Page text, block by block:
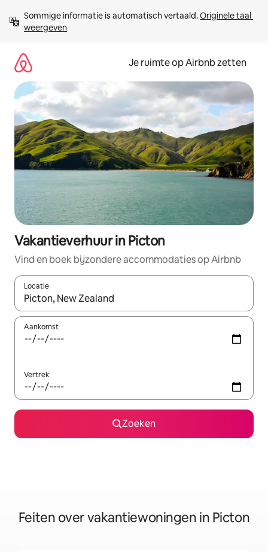
direct
naar
Sommige informatie is automatisch vertaald. Originele taal
weergeven
Je ruimte op Airbnb zetten
Vakantieverhuur in Picton
Vind en boek bijzondere accommodaties op Airbnb
Locatie
Wanneer er suggesties beschikbaar zijn, maak je een keuze
Aankomst
Vertrek
Zoeken
Feiten over vakantiewoningen in Picton